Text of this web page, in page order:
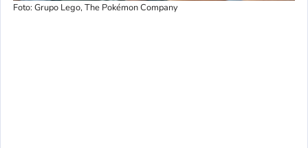
Foto: Grupo Lego, The Pokémon Company